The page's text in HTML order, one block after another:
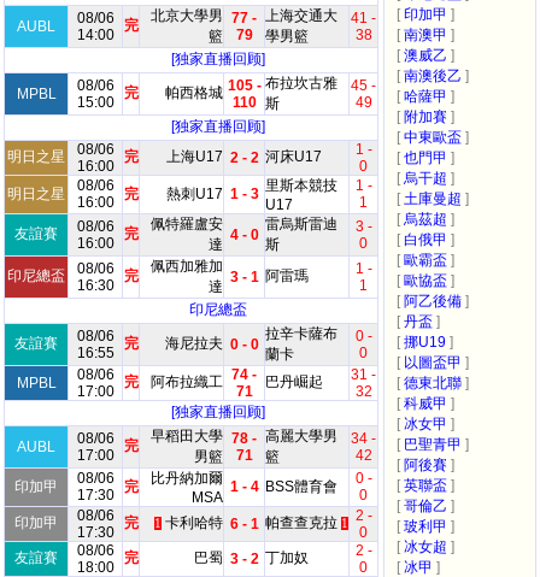
AUBL
08/06
14:00
完
北京大學男
籃
77 -
79
上海交通大
學男籃
41 -
38
[独家直播回顾]
MPBL
08/06
15:00
完 帕西格城 105 -
110
布拉坎古雅
斯
45 -
49
[独家直播回顾]
明日之星
08/06
16:00
完 上海U17 2 - 2 河床U17
1 -
0
明日之星
08/06
16:00
完 熱刺U17 1 - 3 里斯本競技
U17
1 -
1
友誼賽
08/06
16:00
完
佩特羅盧安
達
4 - 0
雷烏斯雷迪
斯
3 -
0
印尼總盃
08/06
16:30
完
佩西加雅加
達
3 - 1 阿雷瑪
1 -
1
印尼總盃
友誼賽
08/06
16:55
完 海尼拉夫 0 - 0
拉辛卡薩布
蘭卡
0 -
0
MPBL
08/06
17:00
完 阿布拉織工 74 -
71
巴丹崛起
31 -
32
[独家直播回顾]
AUBL
08/06
17:00
完
早稻田大學
男籃
78 -
71
高麗大學男
籃
34 -
42
印加甲
08/06
17:30
完
比丹納加爾
MSA
1 - 4 BSS體育會
0 -
0
印加甲
08/06
17:30
完 1 卡利哈特 6 - 1 帕查查克拉 1
2 -
0
友誼賽
08/06
18:00
完 巴蜀 3 - 2 丁加奴
2 -
0
[印加甲 ]
[南澳甲 ]
[澳威乙 ]
[南澳後乙 ]
[哈薩甲 ]
[附加賽 ]
[中東歐盃 ]
[也門甲 ]
[烏干超 ]
[土庫曼超 ]
[烏茲超 ]
[白俄甲 ]
[歐霸盃 ]
[歐協盃 ]
[阿乙後備 ]
[丹盃 ]
[挪U19 ]
[以圖盃甲 ]
[德東北聯 ]
[科威甲 ]
[冰女甲 ]
[巴聖青甲 ]
[阿後賽 ]
[英聯盃 ]
[哥倫乙 ]
[玻利甲 ]
[冰女超 ]
[冰甲 ]